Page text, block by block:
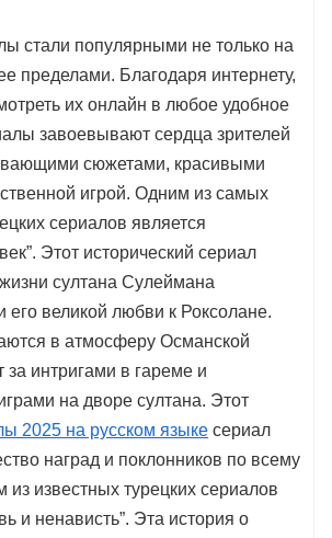
стали популярными не только на
пределами. Благодаря интернету,
их онлайн в любое удобное
завоевывают сердца зрителей
сюжетами, красивыми
игрой. Одним из самых
сериалов является
Этот исторический сериал
султана Сулеймана
его великой любви к Роксолане.
в атмосферу Османской
за интригами в гареме и
на дворе султана. Этот
2025 на русском языке сериал
наград и поклонников по всему
известных турецких сериалов
и ненависть”. Эта история о